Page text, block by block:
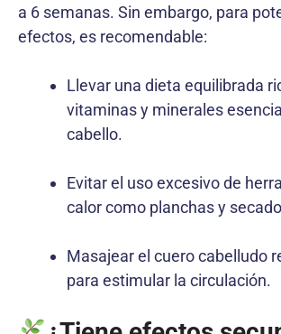
a 6 semanas. Sin embargo, para
efectos, es recomendable:
Llevar una dieta equilibrada
vitaminas y minerales
cabello.
Evitar el uso excesivo de
calor como planchas y
Masajear el cuero cabelludo
para estimular la circulación.